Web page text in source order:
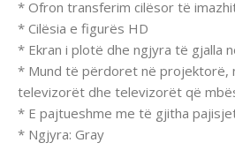
* Ofron transferim cilësor të
* Cilësia e figurës HD
* Ekran i plotë dhe ngjyra të gjalla
* Mund të përdoret në projektorë,
televizorët dhe televizorët që
* E pajtueshme me të gjitha
* Ngjyra: Gray